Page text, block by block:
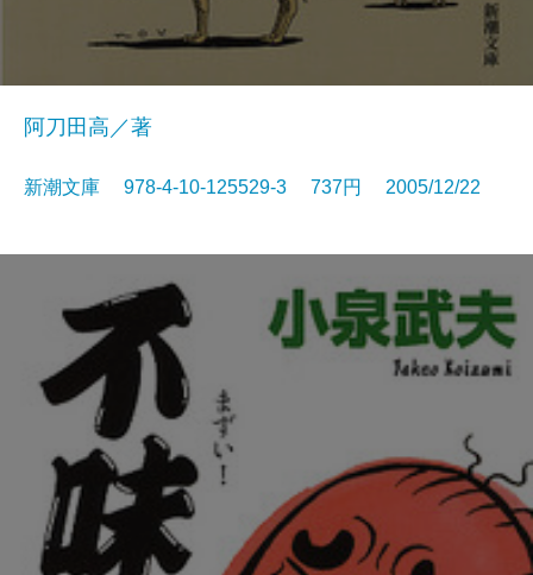
阿刀田高／著
新潮文庫 978-4-10-125529-3 737円 2005/12/22